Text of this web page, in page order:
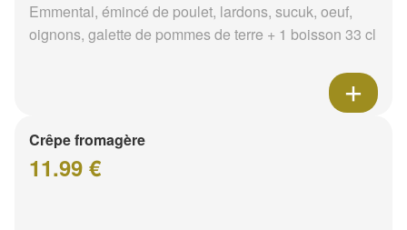
Emmental, émincé de poulet, lardons, sucuk, oeuf,
oignons, galette de pommes de terre + 1 boisson 33 cl
Crêpe fromagère
11.99 €